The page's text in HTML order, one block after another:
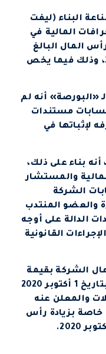
البناء (ليفت
المالية في
المال البالغ
84.1 مليون جنيه في 1 أكتوبر 2020، وذلك فيما يخص
«البورصة» أنه لم
مستندات
لإثباتها في
بناء على ذلك،
والمستشار
الشركة
والعضو المنتدب
الدالة على أوجه
القانونية
مال الشركة بقيمة
84.1 مليون جنيه و التي تم قيدها بتاريخ 1 أكتوبر 2020
والمعلن عنه
البيانات خاصة بزيادة رأس